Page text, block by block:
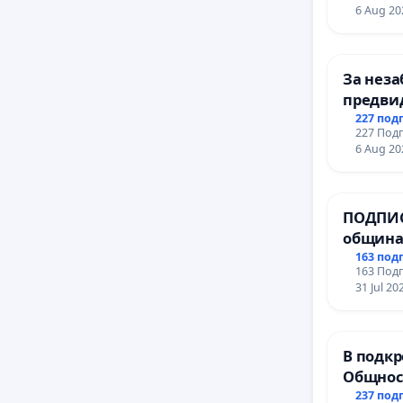
6 Aug
За
на
и
227
227
6 Aug
община
за
МЕД”
се
163
163
31 Jul
В
Църква
237